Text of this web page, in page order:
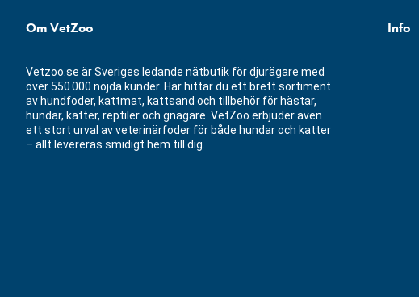
Om VetZoo
Vetzoo.se är Sveriges ledande nätbutik för djurägare med
över 550 000 nöjda kunder. Här hittar du ett brett sortiment
av hundfoder, kattmat, kattsand och tillbehör för hästar,
hundar, katter, reptiler och gnagare. VetZoo erbjuder även
ett stort urval av veterinärfoder för både hundar och katter
– allt levereras smidigt hem till dig.
Info